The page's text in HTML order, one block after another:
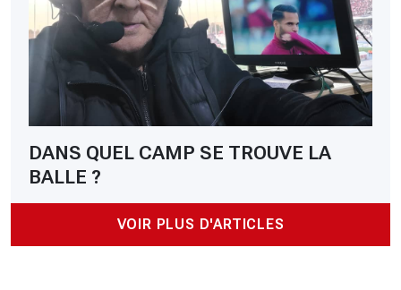
DANS QUEL CAMP SE TROUVE LA
BALLE ?
VOIR PLUS D'ARTICLES